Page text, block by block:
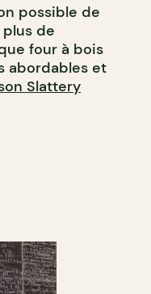
possible de
de
four à bois
abordables et
Slattery